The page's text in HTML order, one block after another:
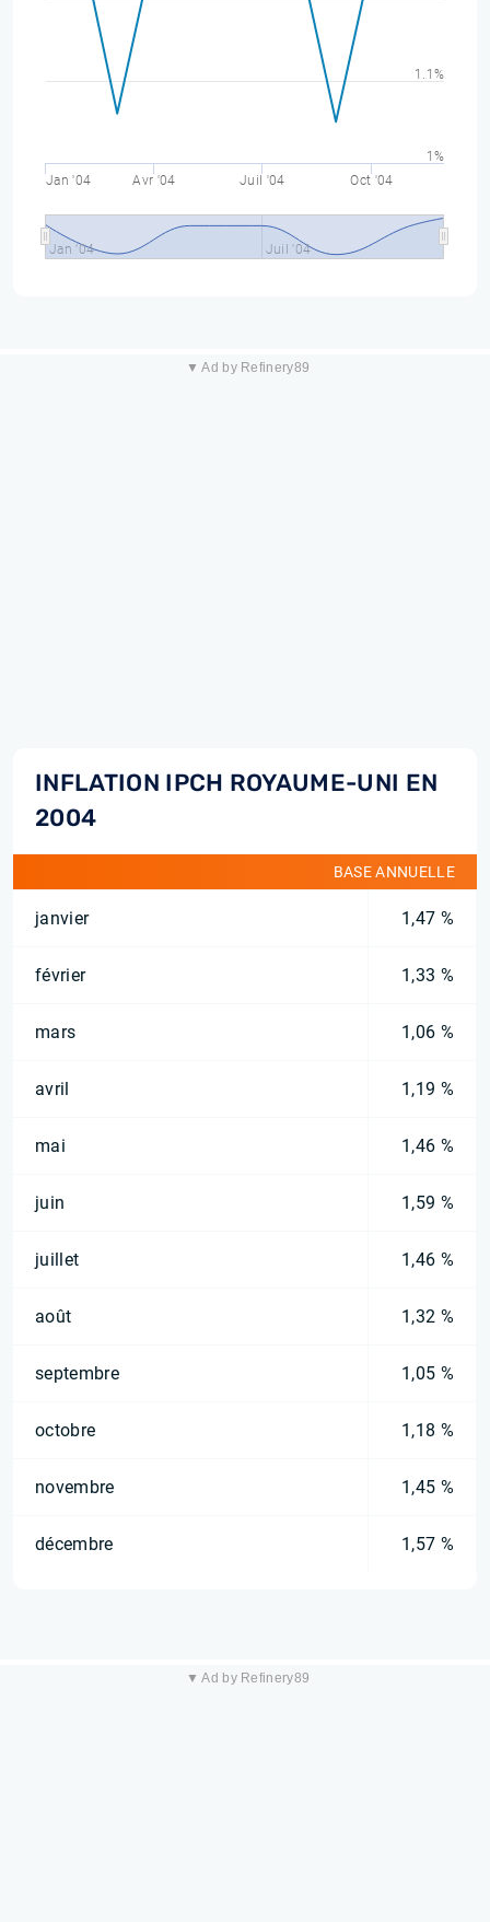
Jan '04 Avr '04 Juil '04 Oct '04
Jan '04 Juil '04
1%
1.1%
▼ Ad by Refinery89
INFLATION IPCH ROYAUME-UNI EN
2004
BASE ANNUELLE
janvier 1,47 %
février 1,33 %
mars 1,06 %
avril 1,19 %
mai 1,46 %
juin 1,59 %
juillet 1,46 %
août 1,32 %
septembre 1,05 %
octobre 1,18 %
novembre 1,45 %
décembre 1,57 %
▼ Ad by Refinery89